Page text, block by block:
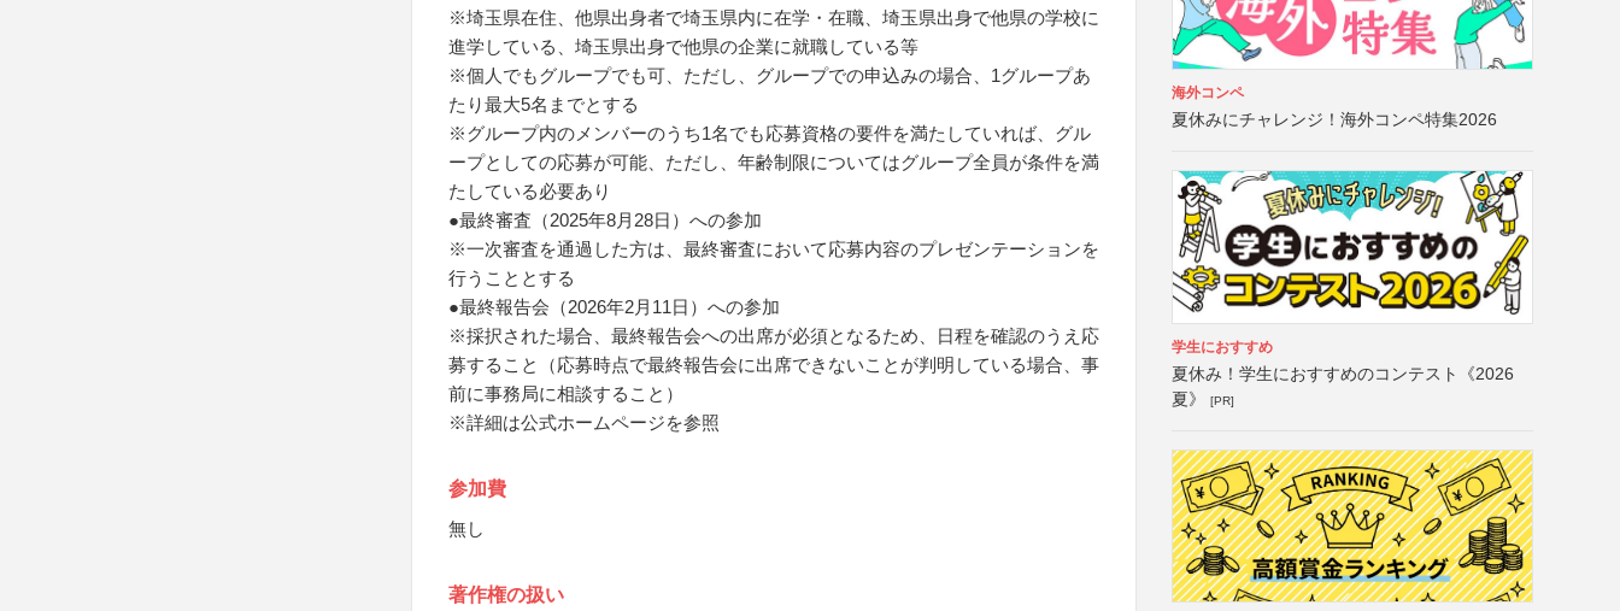
※埼玉県在住、他県出身者で埼玉県内に在学・在職、埼玉県出身で他県の学校に
進学している、埼玉県出身で他県の企業に就職している等
※個人でもグループでも可、ただし、グループでの申込みの場合、1グループあ
たり最大5名までとする
※グループ内のメンバーのうち1名でも応募資格の要件を満たしていれば、グル
ープとしての応募が可能、ただし、年齢制限についてはグループ全員が条件を満
たしている必要あり
●最終審査（2025年8月28日）への参加
※一次審査を通過した方は、最終審査において応募内容のプレゼンテーションを
行うこととする
●最終報告会（2026年2月11日）への参加
※採択された場合、最終報告会への出席が必須となるため、日程を確認のうえ応
募すること（応募時点で最終報告会に出席できないことが判明している場合、事
前に事務局に相談すること）
※詳細は公式ホームページを参照
参加費
無し
著作権の扱い
海外コンペ
夏休みにチャレンジ！海外コンペ特集2026
学生におすすめ
夏休み！学生におすすめのコンテスト《2026
夏》
[PR]